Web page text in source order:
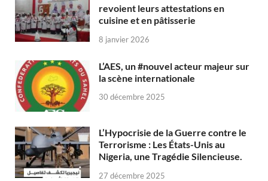
revoient leurs attestations en
cuisine et en pâtisserie
8 janvier 2026
L’AES, un #nouvel acteur majeur sur
la scène internationale
30 décembre 2025
L’Hypocrisie de la Guerre contre le
Terrorisme : Les États-Unis au
Nigeria, une Tragédie Silencieuse.
27 décembre 2025